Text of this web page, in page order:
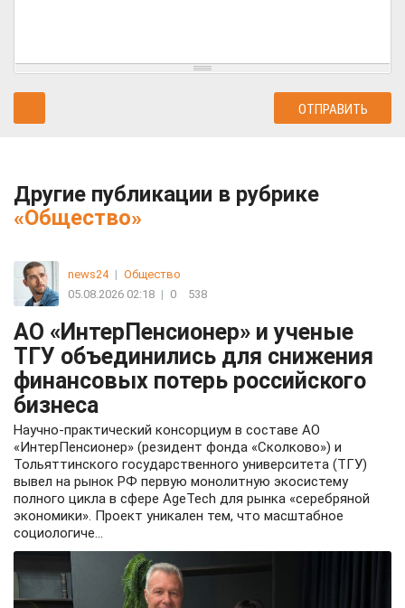
Другие публикации в рубрике
«Общество»
news24 | Общество
05.08.2026 02:18 | 0 538
АО «ИнтерПенсионер» и ученые
ТГУ объединились для снижения
финансовых потерь российского
бизнеса
Научно-практический консорциум в составе АО
«ИнтерПенсионер» (резидент фонда «Сколково») и
Тольяттинского государственного университета (ТГУ)
вывел на рынок РФ первую монолитную экосистему
полного цикла в сфере AgeTech для рынка «серебряной
экономики». Проект уникален тем, что масштабное
социологиче...